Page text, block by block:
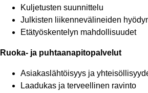
Kuljetusten suunnittelu
Julkisten liikennevälineiden
Etätyöskentelyn mahdollisuudet
Ruoka- ja puhtaanapitopalvelut
Asiakaslähtöisyys ja
Laadukas ja terveellinen ravinto